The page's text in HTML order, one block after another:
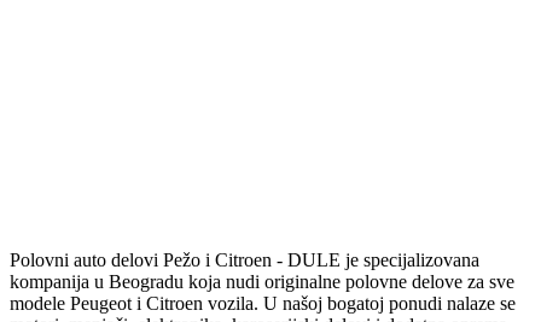
Polovni auto delovi Pežo i Citroen - DULE je specijalizovana
kompanija u Beogradu koja nudi originalne polovne delove za sve
modele Peugeot i Citroen vozila. U našoj bogatoj ponudi nalaze se